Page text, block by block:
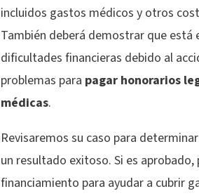
incluidos gastos médicos y otros
También deberá demostrar que está
dificultades financieras debido al
problemas para pagar honorarios
médicas.
Revisaremos su caso para
un resultado exitoso. Si es aprobado,
financiamiento para ayudar a cubrir